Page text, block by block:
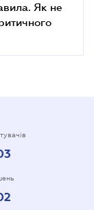
Як не